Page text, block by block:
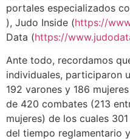
portales especializados
), Judo Inside (https://
Data (https://
Ante todo, recordamos
individuales, participaron
192 varones y 186
de 420 combates (213
mujeres) de los cuales
del tiempo reglamentario